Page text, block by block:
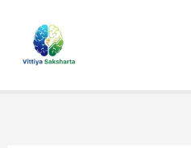
content